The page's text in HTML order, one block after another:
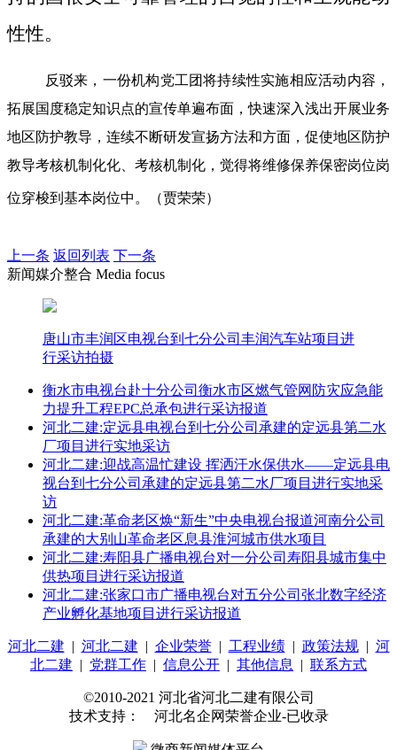
性性。
反驳来，一份机构党工团将持续性实施相应活动内容，
拓展国度稳定知识点的宣传单遍布面，快速深入浅出开展业务
地区防护教导，连续不断研发宣扬方法和方面，促使地区防护
教导考核机制化化、考核机制化，觉得将维修保养保密岗位岗
位穿梭到基本岗位中。（贾荣荣）
上一条 返回列表 下一条
新闻媒介整合 Media focus
唐山市丰润区电视台到七分公司丰润汽车站项目进
行采访拍摄
衡水市电视台赴十分公司衡水市区燃气管网防灾应急能
力提升工程EPC总承包进行采访报道
河北二建:定远县电视台到七分公司承建的定远县第二水
厂项目进行实地采访
河北二建:迎战高温忙建设 挥洒汗水保供水——定远县电
视台到七分公司承建的定远县第二水厂项目进行实地采
访
河北二建:革命老区焕“新生”中央电视台报道河南分公司
承建的大别山革命老区息县淮河城市供水项目
河北二建:寿阳县广播电视台对一分公司寿阳县城市集中
供热项目进行采访报道
河北二建:张家口市广播电视台对五分公司张北数字经济
产业孵化基地项目进行采访报道
河北二建 | 河北二建 | 企业荣誉| 工程业绩| 政策法规| 河
北二建 | 党群工作 | 信息公开 | 其他信息 | 联系方式
©2010-2021 河北省河北二建有限公司
技术支持： 河北名企网荣誉企业-已收录